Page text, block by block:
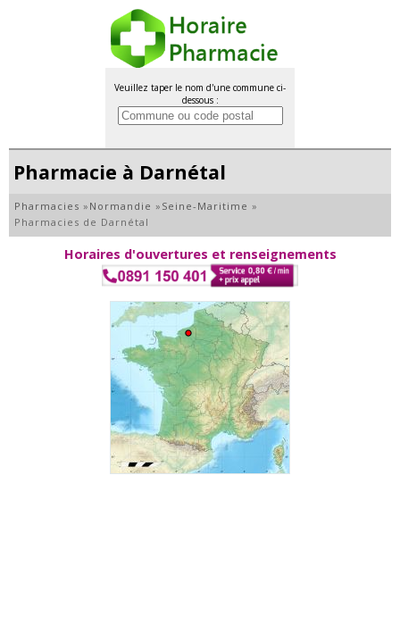
Veuillez taper le nom d'une commune ci-
dessous :
Pharmacie à Darnétal
Pharmacies » Normandie » Seine-Maritime »
Pharmacies de Darnétal
Horaires d'ouvertures et renseignements